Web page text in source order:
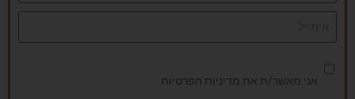
אני מאשר/ת את מדיניות הפרטיות